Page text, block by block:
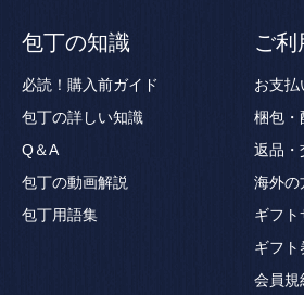
包丁の知識
必読！購入前ガイド
包丁の詳しい知識
Q＆A
包丁の動画解説
包丁用語集
ご利
お支払
梱包・
返品・
海外の
ギフト
ギフト
会員規